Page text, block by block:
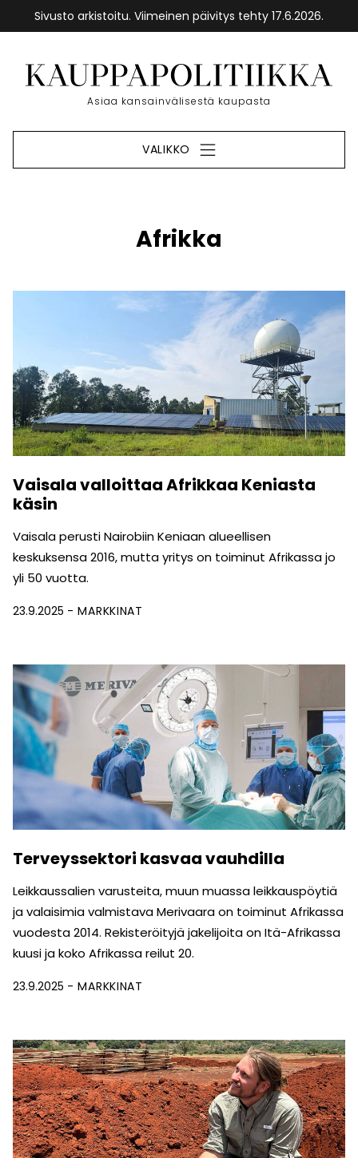
Sivusto arkistoitu. Viimeinen päivitys tehty 17.6.2026.
sisältöön
Etusivu
Asiaa kansainvälisestä kaupasta
VALIKKO
Afrikka
Vaisala valloittaa Afrikkaa Keniasta
käsin
Vaisala perusti Nairobiin Keniaan alueellisen
keskuksensa 2016, mutta yritys on toiminut Afrikassa jo
yli 50 vuotta.
23.9.2025 MARKKINAT
Terveyssektori kasvaa vauhdilla
Leikkaussalien varusteita, muun muassa leikkauspöytiä
ja valai­simia valmistava Merivaara on toiminut Afrikassa
vuodesta 2014. Rekisteröityjä jakelijoita on Itä-Afrikassa
kuusi ja koko Afrikassa reilut 20.
23.9.2025 MARKKINAT